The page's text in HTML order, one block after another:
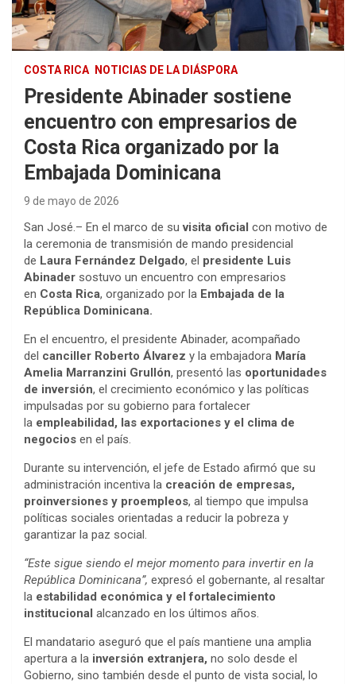
COSTA RICA NOTICIAS DE LA DIÁSPORA
Presidente Abinader sostiene
encuentro con empresarios de
Costa Rica organizado por la
Embajada Dominicana
9 de mayo de 2026
San José.– En el marco de suvisita oficial con motivo de
la ceremonia de transmisión de mando presidencial
de Laura Fernández Delgado, el presidente Luis
Abinader sostuvo un encuentro con empresarios
en Costa Rica, organizado por la Embajada de la
República Dominicana.
En el encuentro, el presidente Abinader, acompañado
del canciller Roberto Álvarez y la embajadora María
Amelia Marranzini Grullón, presentó las oportunidades
de inversión, el crecimiento económico y las políticas
impulsadas por su gobierno para fortalecer
la empleabilidad, las exportaciones y el clima de
negocios en el país.
Durante su intervención, el jefe de Estado afirmó que su
administración incentiva la creación de empresas,
proinversiones y proempleos, al tiempo que impulsa
políticas sociales orientadas a reducir la pobreza y
garantizar la paz social.
“Este sigue siendo el mejor momento para invertir en la
República Dominicana”, expresó el gobernante, al resaltar
la estabilidad económica y el fortalecimiento
institucional alcanzado en los últimos años.
El mandatario aseguró que el país mantiene una amplia
apertura a la inversión extranjera, no solo desde el
Gobierno, sino también desde el punto de vista social, lo